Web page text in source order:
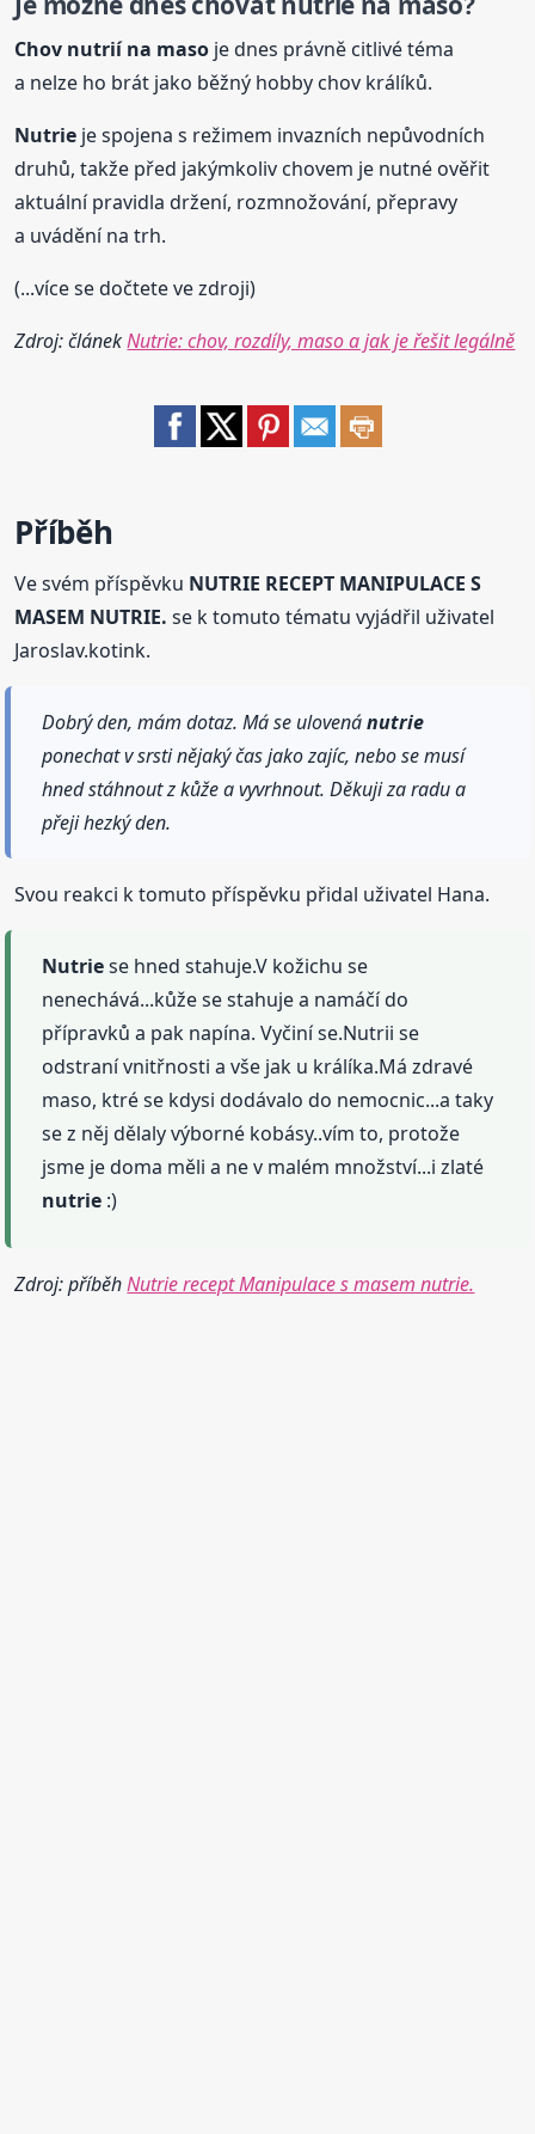
Chov nutrií na maso je dnes právně citlivé téma
a nelze ho brát jako běžný hobby chov králíků.
Nutrie je spojena s režimem invazních nepůvodních
druhů, takže před jakýmkoliv chovem je nutné ověřit
aktuální pravidla držení, rozmnožování, přepravy
a uvádění na trh.
(...více se dočtete ve zdroji)
Zdroj: článekNutrie: chov, rozdíly, maso a jak je řešit legálně
Příběh
Ve svém příspěvku NUTRIE RECEPT MANIPULACE S
MASEM NUTRIE. se k tomuto tématu vyjádřil uživatel
Jaroslav.kotink.
Dobrý den, mám dotaz. Má se ulovenánutrie
ponechat v srsti nějaký čas jako zajíc, nebo se musí
hned stáhnout z kůže a vyvrhnout. Děkuji za radu a
přeji hezký den.
Svou reakci k tomuto příspěvku přidal uživatel Hana.
Nutriese hned stahuje.V kožichu se
nenechává...kůže se stahuje a namáčí do
přípravků a pak napína. Vyčiní se.Nutrii se
odstraní vnitřnosti a vše jak u králíka.Má zdravé
maso, ktré se kdysi dodávalo do nemocnic...a taky
se z něj dělaly výborné kobásy..vím to, protože
jsme je doma měli a ne v malém množství...i zlaté
nutrie :)
Zdroj: příběhNutrie recept Manipulace s masem nutrie.